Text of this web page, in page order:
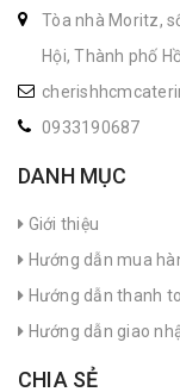
Tòa nhà Moritz,
Hội, Thành phố
0933190687
DANH MỤC
Giới thiệu
Hướng dẫn mua
Hướng dẫn thanh
Hướng dẫn giao
CHIA SẺ